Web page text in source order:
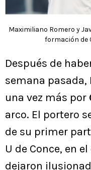
Maximiliano Romero y
formación de
Después de
semana pasada,
una vez más por
arco. El portero
de su primer
U de Conce, en
dejaron